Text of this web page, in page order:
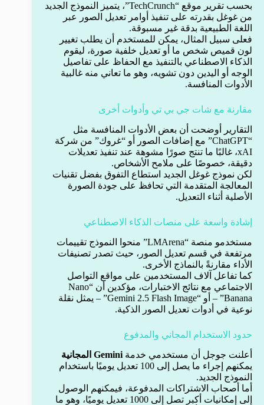
بحسب تقرير موقع “TechCrunch”، يتميز النموذج الجديد
من غوغل بقدرته على تنفيذ أوامر تعديل الصور عبر
اللغة الطبيعية بدقة غير مسبوقة.
فعلى سبيل المثال، يمكن للمستخدم أن يطلب تغيير
لون قميص شخص ما أو تعديل خلفية صورة، ليقوم
الذكاء الاصطناعي بالتنفيذ مع الحفاظ على تفاصيل
الوجه أو اليدين دون تشويه، وهو ما تعاني منه غالبية
الأدوات المنافسة.
مقارنة مع شات جي بي تي وأدوات أخرى
التقارير أوضحت أن بعض الأدوات المنافسة مثل
“ChatGPT” مع إضافات الصور أو “غروك” من شركة
xAI، غالبًا ما تنتج صورًا مشوهة عند تنفيذ تعديلات
دقيقة، خصوصًا على ملامح الأشخاص.
لكن نموذج غوغل الجديد استطاع التفوق بفضل تقنيات
المعالجة المتقدمة التي تحافظ على جودة الصورة
الأصلية أثناء التعديل.
إشادة واسعة على منصات الذكاء الاصطناعي
مستخدمو منصة “LMArena” منحوا النموذج تقييمات
مرتفعة في قسم تعديل الصور، حيث تصدر تصنيفات
الأداء مقارنةً بالنماذج الأخرى.
كما تفاعل آلاف المستخدمين على مواقع التواصل
الاجتماعي مع نتائج الاختبارات، مؤكدين أن “Nano
Banana” – أو “Gemini 2.5 Flash Image” – يمثل نقلة
نوعية في أدوات تعديل الصور الذكية.
حدود الاستخدام المجاني والمدفوع
أعلنت جوجل أن مستخدمي خدمة Gemini المجانية
يمكنهم إجراء ما يصل إلى 100 تعديل يوميًا باستخدام
النموذج الجديد.
أما أصحاب الاشتراكات المدفوعة، فيمكنهم الوصول
إلى إمكانيات أكبر تصل إلى 1000 تعديل يوميًا، وهو ما